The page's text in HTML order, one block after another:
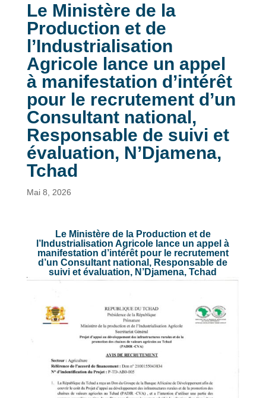
Le Ministère de la
Production et de
l’Industrialisation
Agricole lance un appel
à manifestation d’intérêt
pour le recrutement d’un
Consultant national,
Responsable de suivi et
évaluation, N’Djamena,
Tchad
Mai 8, 2026
Le Ministère de la Production et de
l’Industrialisation Agricole lance un appel à
manifestation d’intérêt pour le recrutement
d’un Consultant national, Responsable de
suivi et évaluation, N’Djamena, Tchad